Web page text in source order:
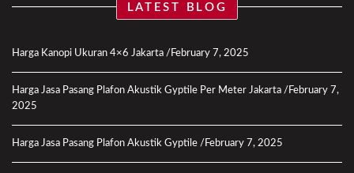
LATEST BLOG
Harga Kanopi Ukuran 4×6 Jakarta February 7, 2025
Harga Jasa Pasang Plafon Akustik Gyptile Per Meter Jakarta
February 7,
2025
Harga Jasa Pasang Plafon Akustik Gyptile February 7, 2025